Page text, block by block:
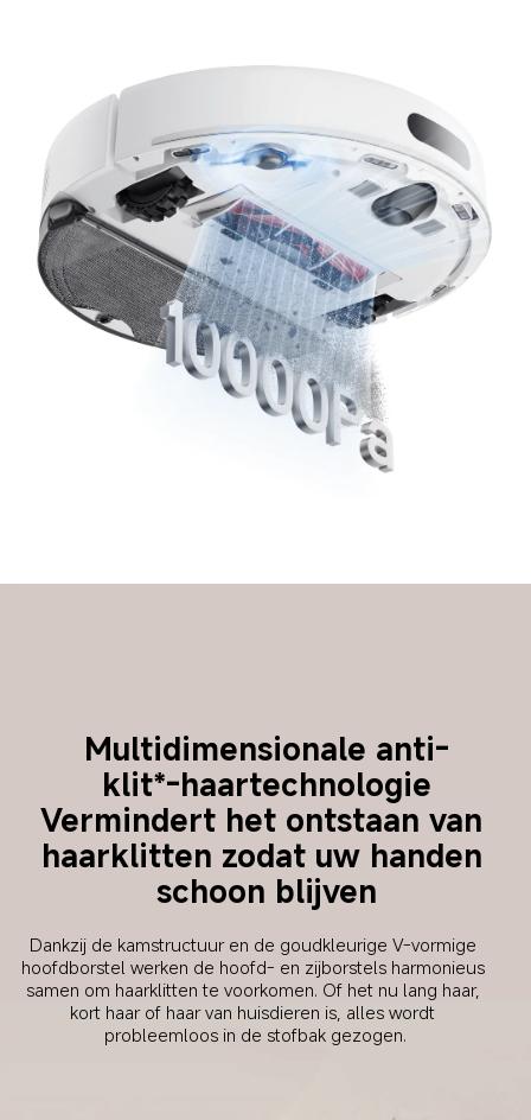
Multidimensionale anti-
klit*-haartechnologie
Vermindert het ontstaan van
haarklitten zodat uw handen
schoon blijven
Dankzij de kamstructuur en de goudkleurige V-vormige
hoofdborstel werken de hoofd- en zijborstels harmonieus
samen om haarklitten te voorkomen. Of het nu lang haar,
kort haar of haar van huisdieren is, alles wordt
probleemloos in de stofbak gezogen.